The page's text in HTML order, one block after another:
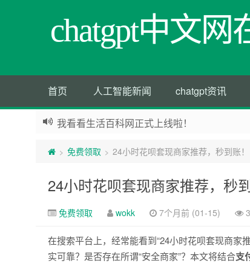
chatgpt中文
首页 人工智能新闻 chatgpt资讯
我看看生活百科网正式上线啦！
> 免费领取 > 24小时花呗套现商家推荐，秒到账！
24小时花呗套现商家推荐，秒到
免费领取 wokk 7个月前 (01-15)
在搜索平台上，经常能看到“24小时花呗套现商家
实可靠？是否存在所谓“安全商家”？本文将结合支